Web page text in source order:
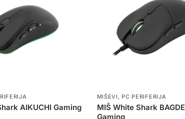
AIKUCHI Gaming
MIŠEVI , PC PERIFERIJA
MIŠ White Shark
Gaming